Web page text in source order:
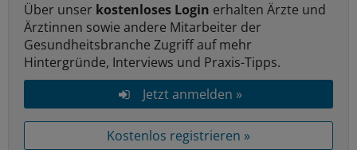
Über unser kostenloses Login erhalten Ärzte und
Ärztinnen sowie andere Mitarbeiter der
Gesundheitsbranche Zugriff auf mehr
Hintergründe, Interviews und Praxis-Tipps.
Jetzt anmelden »
Kostenlos registrieren »